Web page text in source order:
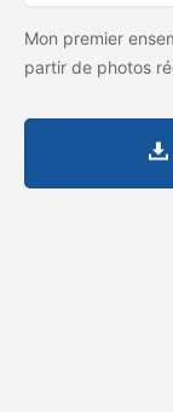
Mon premier
partir de photos